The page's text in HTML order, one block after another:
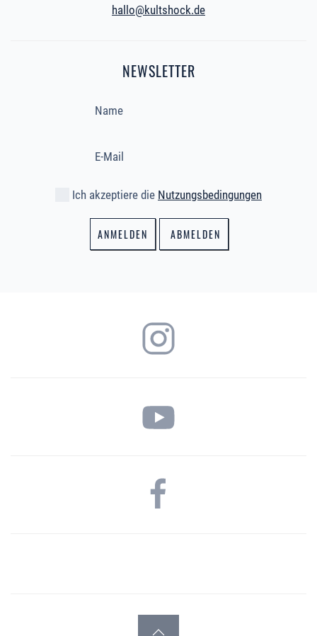
hallo@kultshock.de
NEWSLETTER
Ich akzeptiere die Nutzungsbedingungen